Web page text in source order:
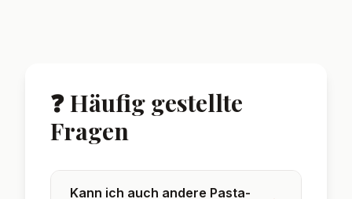
❓ Häufig gestellte
Fragen
Kann ich auch andere Pasta-